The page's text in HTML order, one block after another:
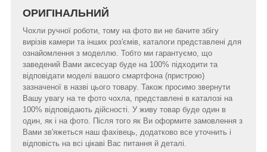
ОРИГІНАЛЬНИЙ
Чохли ручної роботи, тому на фото ви не бачите збігу
вирізів камери та інших роз'ємів, каталоги представлені для
ознайомлення з моделлю. Тобто ми гарантуємо, що
заведений Вами аксесуар буде на 100% підходити та
відповідати моделі вашого смартфона (пристрою)
зазначеної в назві цього товару. Також просимо звернути
Вашу увагу на те фото чохла, представлені в каталозі на
100% відповідають дійсності. У живу товар буде один в
один, як і на фото. Після того як Ви оформите замовлення з
Вами зв'яжеться наш фахівець, додатково все уточнить і
відповість на всі цікаві Вас питання й деталі.